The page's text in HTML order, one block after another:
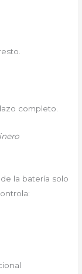
completo.
la batería solo